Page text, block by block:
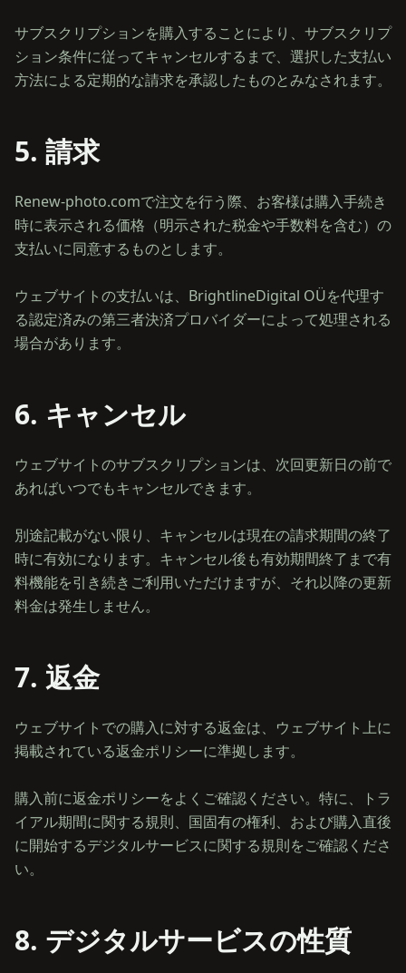
サブスクリプションを購入することにより、サブスクリプ
ション条件に従ってキャンセルするまで、選択した支払い
5. 請求
Renew-photo.comで注文を行う際、お客様は購入手続き
時に表示される価格（明示された税金や手数料を含む）の
支払いに同意するものとします。
ウェブサイトの支払いは、BrightlineDigital OÜを代理す
る認定済みの第三者決済プロバイダーによって処理される
6. キャンセル
ウェブサイトのサブスクリプションは、次回更新日の前で
あればいつでもキャンセルできます。
別途記載がない限り、キャンセルは現在の請求期間の終了
時に有効になります。キャンセル後も有効期間終了まで有
料機能を引き続きご利用いただけますが、それ以降の更新
7. 返金
ウェブサイトでの購入に対する返金は、ウェブサイト上に
掲載されている返金ポリシーに準拠します。
購入前に返金ポリシーをよくご確認ください。特に、トラ
イアル期間に関する規則、国固有の権利、および購入直後
に開始するデジタルサービスに関する規則をご確認くださ
8. デジタルサービスの性質